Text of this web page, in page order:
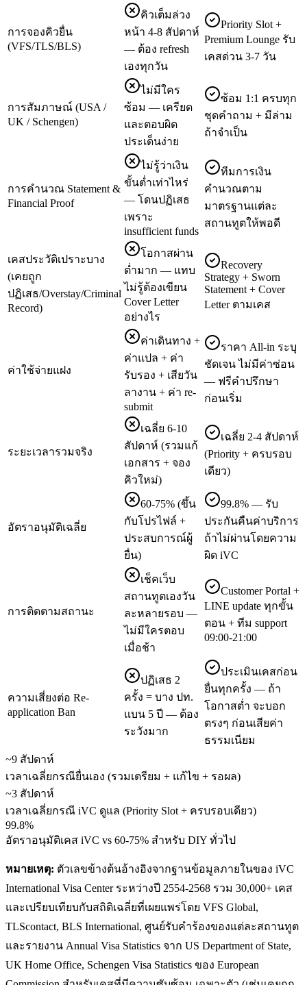
การจองคิวยื่น
(VFS/TLS/BLS)
คิวเต็มล่วง
หน้า 4-8 สัปดาห์
— ต้อง refresh
เองทุกวัน
Priority Slot +
Premium Lounge รับ
เคสด่วน 3-7 วัน
การสัมภาษณ์ (USA /
UK / Schengen)
ไม่มีใคร
ซ้อม — เครียด
และตอบผิด
ประเด็นง่าย
ซ้อม 1:1 ครบทุก
ชุดคำถาม + มีล่าม
ถ้าจำเป็น
การคำนวณ Statement &
Financial Proof
ไม่รู้ว่าเงิน
ขั้นต่ำเท่าไหร่
— โดนปฏิเสธ
เพราะ
insufficient funds
ทีมการเงิน
คำนวณตาม
มาตรฐานแต่ละ
สถานทูตให้พอดี
เคสประวัติเปราะบาง
(เคยถูก
ปฏิเสธ/Overstay/Criminal
Record)
โอกาสผ่าน
ต่ำมาก — แทบ
ไม่รู้ต้องเขียน
Cover Letter
อย่างไร
Recovery
Strategy + Sworn
Statement + Cover
Letter ตามเคส
ค่าใช้จ่ายแฝง
ค่าเดินทาง +
ค่าแปล + ค่า
รับรอง + เสียวัน
ลางาน + ค่า re-
submit
ราคา All-in ระบุ
ชัดเจน ไม่มีค่าซ่อน
— ฟรีคำปรึกษา
ก่อนเริ่ม
ระยะเวลารวมจริง
เฉลี่ย 6-10
สัปดาห์ (รวมแก้
เอกสาร + จอง
คิวใหม่)
เฉลี่ย 2-4 สัปดาห์
(Priority + ครบรอบ
เดียว)
อัตราอนุมัติเฉลี่ย
60-75% (ขึ้น
กับโปรไฟล์ +
ประสบการณ์ผู้
ยื่น)
99.8% — รับ
ประกันคืนค่าบริการ
ถ้าไม่ผ่านโดยความ
ผิด iVC
การติดตามสถานะ
เช็คเว็บ
สถานทูตเองวัน
ละหลายรอบ —
ไม่มีใครตอบ
เมื่อช้า
Customer Portal +
LINE update ทุกขั้น
ตอน + ทีม support
09:00-21:00
ความเสี่ยงต่อ Re-
application Ban
ปฏิเสธ 2
ครั้ง = บาง ปท.
แบน 5 ปี — ต้อง
ระวังมาก
ประเมินเคสก่อน
ยื่นทุกครั้ง — ถ้า
โอกาสต่ำ จะบอก
ตรงๆ ก่อนเสียค่า
ธรรมเนียม
~9 สัปดาห์
เวลาเฉลี่ยกรณียื่นเอง (รวมเตรียม + แก้ไข + รอผล)
~3 สัปดาห์
เวลาเฉลี่ยกรณี iVC ดูแล (Priority Slot + ครบรอบเดียว)
99.8%
อัตราอนุมัติเคส iVC vs 60-75% สำหรับ DIY ทั่วไป
หมายเหตุ: ตัวเลขข้างต้นอ้างอิงจากฐานข้อมูลภายในของ iVC
International Visa Center ระหว่างปี 2554-2568 รวม 30,000+ เคส
และเปรียบเทียบกับสถิติเฉลี่ยที่เผยแพร่โดย VFS Global,
TLScontact, BLS International, ศูนย์รับคำร้องของแต่ละสถานทูต
และรายงาน Annual Visa Statistics จาก US Department of State,
UK Home Office, Schengen Visa Statistics ของ European